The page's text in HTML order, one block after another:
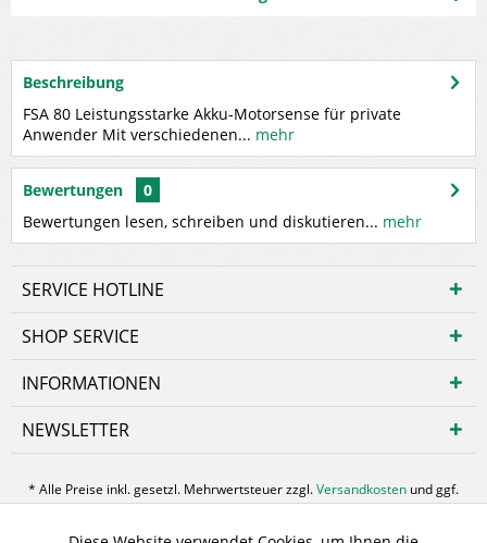
Beschreibung
FSA 80 Leistungsstarke Akku-Motorsense für private
Anwender Mit verschiedenen... mehr
Bewertungen
0
Bewertungen lesen, schreiben und diskutieren... mehr
SERVICE HOTLINE
SHOP SERVICE
INFORMATIONEN
NEWSLETTER
* Alle Preise inkl. gesetzl. Mehrwertsteuer zzgl.Versandkosten und ggf.